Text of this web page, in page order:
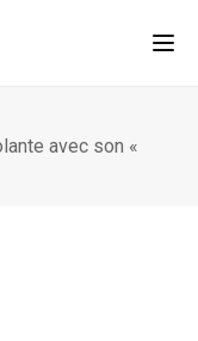
avec son «